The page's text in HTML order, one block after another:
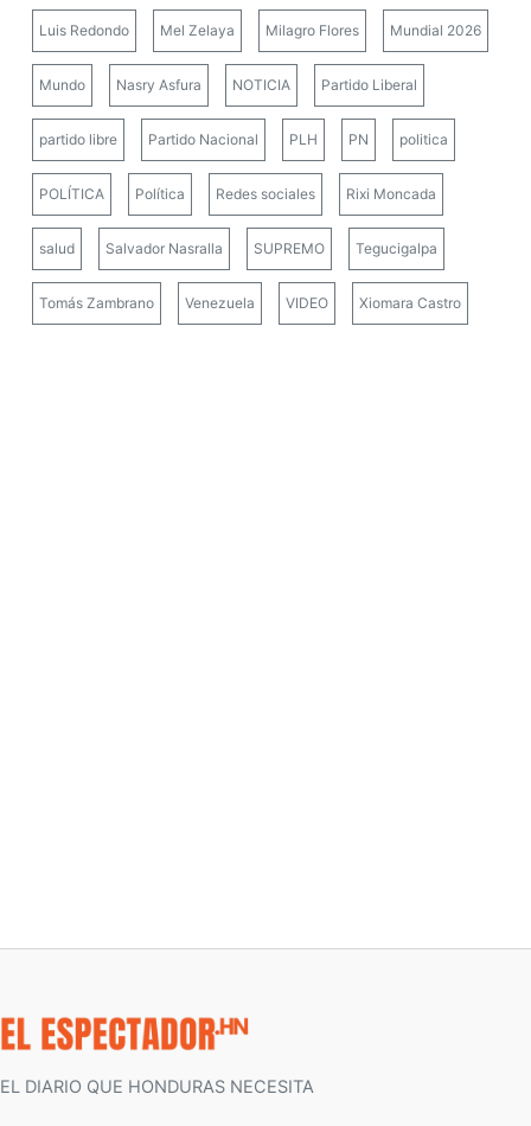
Luis Redondo Mel Zelaya Milagro Flores Mundial 2026
Mundo Nasry Asfura NOTICIA Partido Liberal
partido libre Partido Nacional PLH PN politica
POLÍTICA Política Redes sociales Rixi Moncada
salud Salvador Nasralla SUPREMO Tegucigalpa
Tomás Zambrano Venezuela VIDEO Xiomara Castro
EL DIARIO QUE HONDURAS NECESITA